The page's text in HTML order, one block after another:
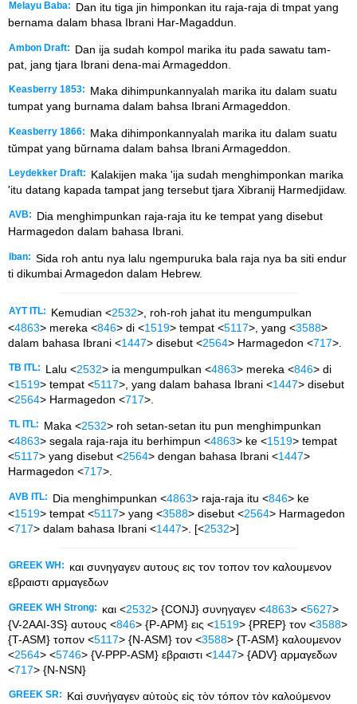
Melayu Baba:
Dan itu tiga jin himponkan itu raja-raja di tmpat yang
bernama dalam bhasa Ibrani Har-Magaddun.
Ambon Draft:
Dan ija sudah kompol marika itu pada sawatu tam-
pat, jang tjara Ibrani dena-mai Armageddon.
Keasberry 1853:
Maka dihimpunkannyalah marika itu dalam suatu
tumpat yang burnama dalam bahsa Ibrani Armageddon.
Keasberry 1866:
Maka dihimponkannyalah marika itu dalam suatu
tŭmpat yang bŭrnama dalam bahsa Ibrani Armageddon.
Leydekker Draft:
Kalakijen maka 'ija sudah menghimponkan marika
'itu datang kapada tampat jang tersebut tjara Xibranij Harmedjidaw.
AVB:
Dia menghimpunkan raja-raja itu ke tempat yang disebut
Harmagedon dalam bahasa Ibrani.
Iban: Sida roh antu nya lalu ngempuruka bala raja nya ba siti endur
ti dikumbai Armagedon dalam Hebrew.
AYT ITL: Kemudian <2532>, roh-roh jahat itu mengumpulkan
<4863> mereka <846> di <1519> tempat <5117>, yang <3588>
dalam bahasa Ibrani <1447> disebut <2564> Harmagedon <717>.
TB ITL: Lalu <2532> ia mengumpulkan <4863> mereka <846> di
<1519> tempat <5117>, yang dalam bahasa Ibrani <1447> disebut
<2564> Harmagedon <717>.
TL ITL: Maka <2532> roh setan-setan itu pun menghimpunkan
<4863> segala raja-raja itu berhimpun <4863> ke <1519> tempat
<5117> yang disebut <2564> dengan bahasa Ibrani <1447>
Harmagedon <717>.
AVB ITL: Dia menghimpunkan <4863> raja-raja itu <846> ke
<1519> tempat <5117> yang <3588> disebut <2564> Harmagedon
<717> dalam bahasa Ibrani <1447>. [<2532>]
GREEK WH:
και συνηγαγεν αυτους εις τον τοπον τον καλουμενον
εβραιστι αρμαγεδων
GREEK WH Strong: και <2532> {CONJ} συνηγαγεν <4863> <5627>
{V-2AAI-3S} αυτους <846> {P-APM} εις <1519> {PREP} τον <3588>
{T-ASM} τοπον <5117> {N-ASM} τον <3588> {T-ASM} καλουμενον
<2564> <5746> {V-PPP-ASM} εβραιστι <1447> {ADV} αρμαγεδων
<717> {N-NSN}
GREEK SR: Καὶ συνήγαγεν αὐτοὺς εἰς τὸν τόπον τὸν καλούμενον